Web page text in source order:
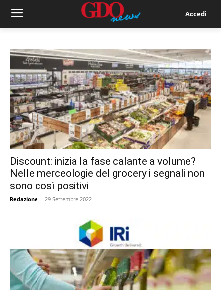
Accedi
Discount: inizia la fase calante a volume?
Nelle merceologie del grocery i segnali non
sono così positivi
Redazione - 29 Settembre 2022